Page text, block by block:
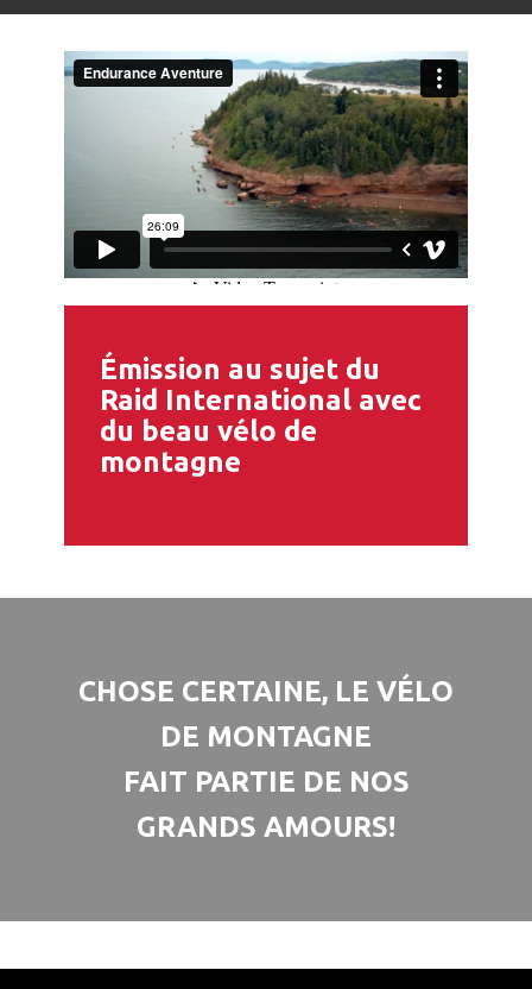
Émission au sujet du
Raid International avec
du beau vélo de
montagne
CHOSE CERTAINE, LE VÉLO
DE MONTAGNE
FAIT PARTIE DE NOS
GRANDS AMOURS!